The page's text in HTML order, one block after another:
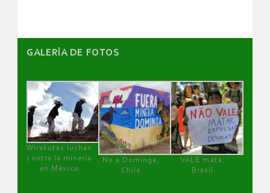
GALERÌA DE FOTOS
Wirakutas luchan
contra la minería
en México
No a Dominga,
Chile
VALE mata,
Brasil